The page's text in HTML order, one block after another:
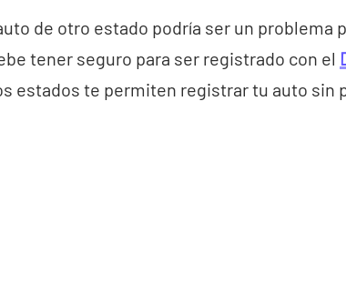
de otro estado podría ser un problema
tener seguro para ser registrado con el
estados te permiten registrar tu auto sin